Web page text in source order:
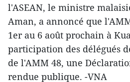
l'ASEAN, le ministre
Aman, a annoncé que
1er au 6 août prochain à
participation des délégués
de l'AMM 48, une
rendue publique. -VNA